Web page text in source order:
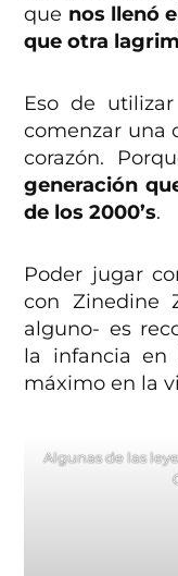
que nos llenó
que otra
Eso de
comenzar una
corazón.
generación
de los 2000’s.
Poder jugar
con Zinedine
alguno- es
la infancia en
máximo en la
Algunas de las